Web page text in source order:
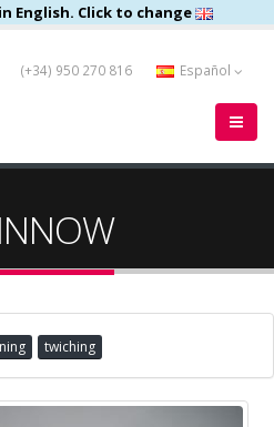
English. Click to change
(+34) 950 270 816 Español
twiching